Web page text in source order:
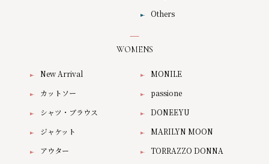
Others
WOMENS
New Arrival
カットソー
シャツ・ブラウス
ジャケット
アウター
MONILE
passione
DONEEYU
MARILYN MOON
TORRAZZO DONNA